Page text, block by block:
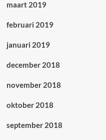
maart 2019
februari 2019
januari 2019
december 2018
november 2018
oktober 2018
september 2018